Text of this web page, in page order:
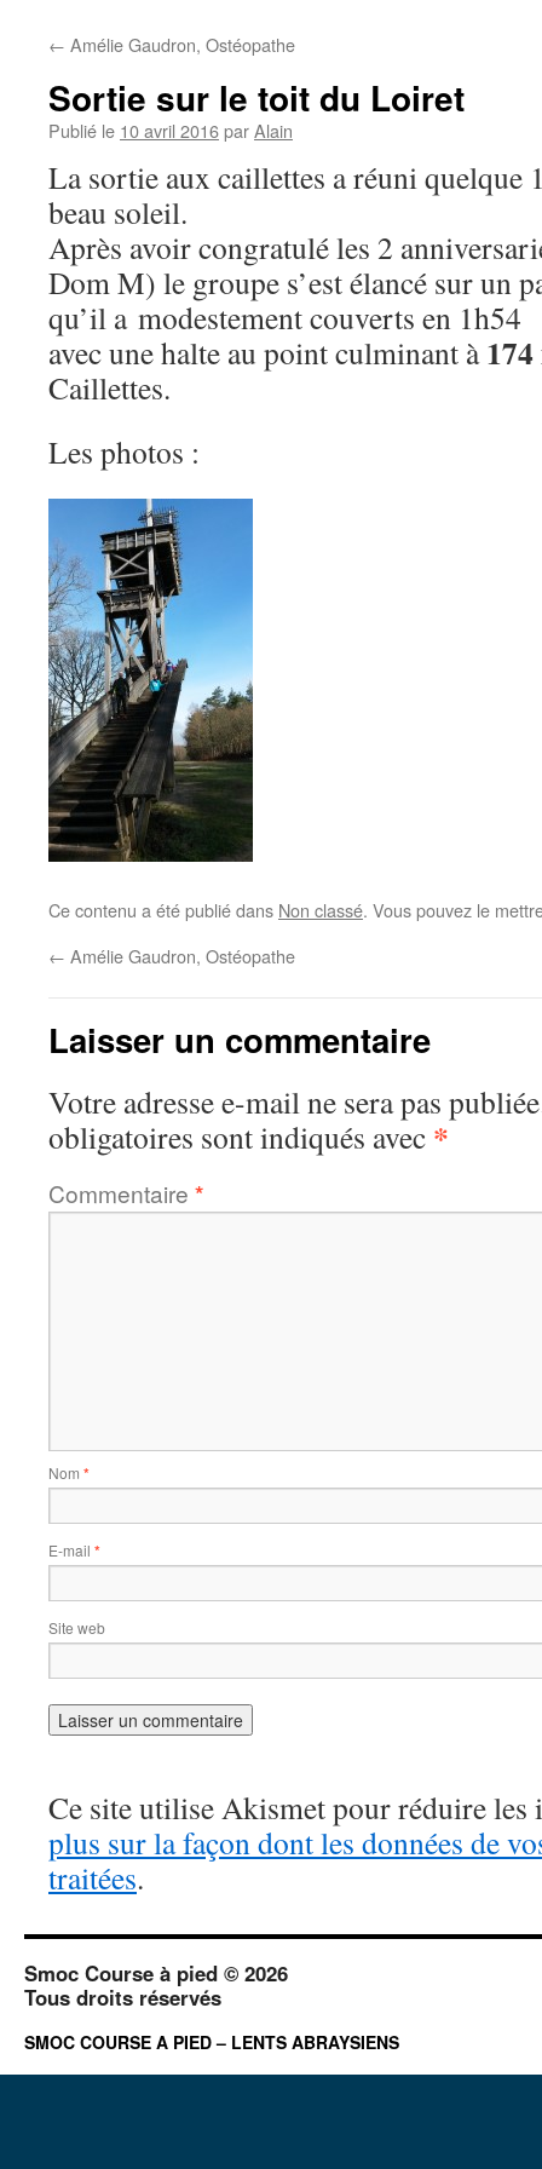
← Amélie Gaudron, Ostéopathe
Sortie sur le toit du Loiret
Publié le 10 avril 2016parAlain
La sortie aux caillettes a réuni quelque
beau soleil.
Après avoir congratulé les 2
Dom M) le groupe s’est élancé sur un
qu’il a modestement couverts en 1h54
avec une halte au point culminant à
Caillettes.
Les photos :
Ce contenu a été publié dans Non classé. Vous pouvez le
← Amélie Gaudron, Ostéopathe
Laisser un commentaire
Votre adresse e-mail ne sera pas
obligatoires sont indiqués avec *
Commentaire *
Nom *
E-mail *
Site web
Ce site utilise Akismet pour réduire les
plus sur la façon dont les données de
traitées.
Smoc Course à pied © 2026
Tous droits réservés
SMOC COURSE A PIED – LENTS ABRAYSIENS